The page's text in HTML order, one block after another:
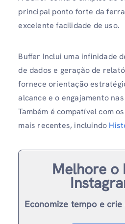
principal ponto forte da
excelente facilidade de uso.
Buffer Inclui uma infinidade
de dados e geração de
fornece orientação
alcance e o engajamento
Também é compatível com
mais recentes, incluindo
Melhore o
Economize tempo e crie